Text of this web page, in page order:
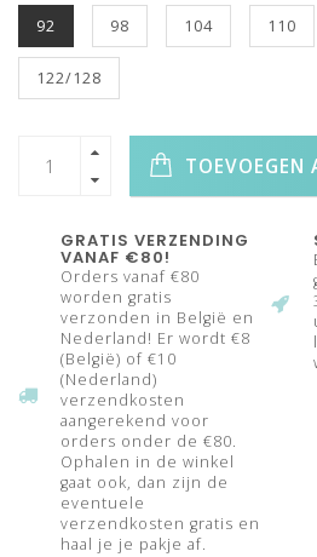
92 98 104 110
122/128
TOEVOEGEN
GRATIS VERZENDING
VANAF €80!
Orders vanaf €80
worden gratis
verzonden in België en
Nederland! Er wordt €8
(België) of €10
(Nederland)
verzendkosten
aangerekend voor
orders onder de €80.
Ophalen in de winkel
gaat ook, dan zijn de
eventuele
verzendkosten gratis en
haal je je pakje af.